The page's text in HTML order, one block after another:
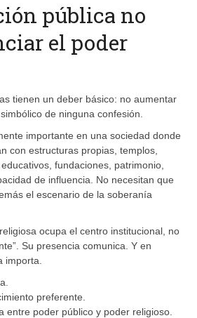
pública no
el poder
tienen un deber básico: no aumentar
de ninguna confesión.
importante en una sociedad donde
con estructuras propias, templos,
fundaciones, patrimonio,
de influencia. No necesitan que
el escenario de la soberanía
ocupa el centro institucional, no
Su presencia comunica. Y en
importa.
preferente.
entre poder público y poder religioso.